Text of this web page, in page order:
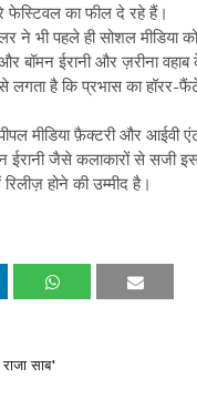
फेस्टिवल का फील दे रहे हैं।
ने भी पहले ही सोशल
और बॉमन ईरानी और ज़रीना
है कि प्रभास का हॉरर-
पीपल मीडिया फ़ैक्टरी और आईवी
ईरानी जैसे कलाकारों से
होने की उम्मीद है।
साब'